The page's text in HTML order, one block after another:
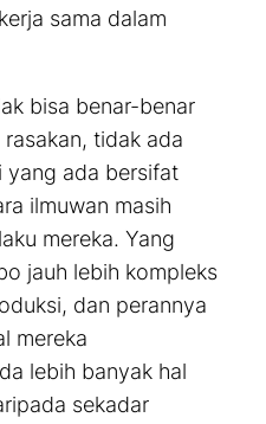
sama dalam
bisa benar-benar
tidak ada
yang ada bersifat
ilmuwan masih
mereka. Yang
jauh lebih kompleks
dan perannya
mereka
lebih banyak hal
sekadar